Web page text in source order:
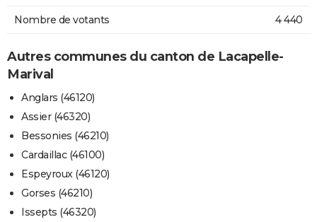
Nombre de votants 4 440
Autres communes du canton de Lacapelle-
Marival
Anglars (46120)
Assier (46320)
Bessonies (46210)
Cardaillac (46100)
Espeyroux (46120)
Gorses (46210)
Issepts (46320)